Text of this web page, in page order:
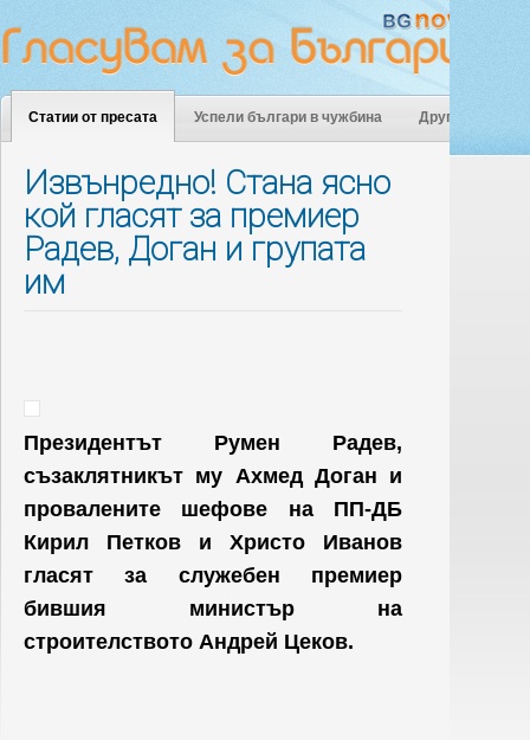
Статии от пресата Успели българи в чужбина Други
Извънредно! Стана ясно
кой гласят за премиер
Радев, Доган и групата
им
Президентът Румен Радев,
съзаклятникът му Ахмед Доган и
провалените шефове на ПП-ДБ
Кирил Петков и Христо Иванов
гласят за служебен премиер
бившия министър на
строителството Андрей Цеков.